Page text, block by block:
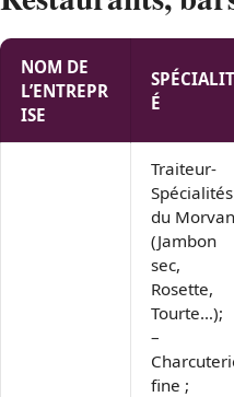
NOM DE
L’ENTREPR
ISE
SPÉCIALIT
É
Traiteur-
Spécialités
du Morvan
(Jambon
sec,
Rosette,
Tourte…);
–
fine ;